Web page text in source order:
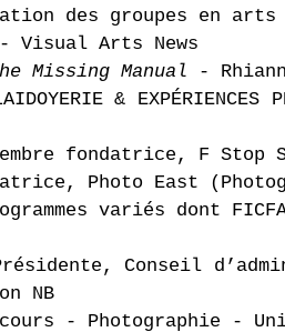
des groupes en
Arts News
Missing Manual -
&
fondatrice, F
Photo East
variés dont FICFA
Conseil
NB
cours - Photographie -